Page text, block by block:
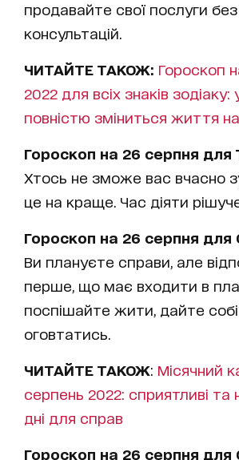
продавайте свої послуги без
консультацій.
ЧИТАЙТЕ ТАКОЖ: Гороскоп
2022 для всіх знаків зодіаку:
повністю зміниться життя
Гороскоп на 26 серпня для
Хтось не зможе вас вчасно
це на краще. Час діяти
Гороскоп на 26 серпня для
Ви плануєте справи, але
перше, що має входити в
поспішайте жити, дайте
оговтатись.
ЧИТАЙТЕ ТАКОЖ: Місячний
серпень 2022: сприятливі та
дні для справ
Гороскоп на 26 серпня для